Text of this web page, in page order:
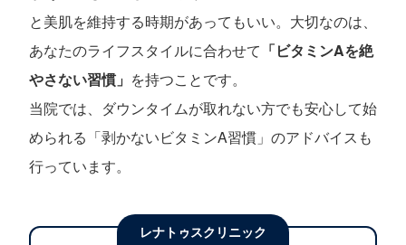
と美肌を維持する時期があってもいい。大切なのは、
あなたのライフスタイルに合わせて 「ビタミンAを絶
やさない習慣」 を持つことです。
当院では、ダウンタイムが取れない方でも安心して始
められる「剥かないビタミンA習慣」のアドバイスも
行っています。
レナトゥスクリニック